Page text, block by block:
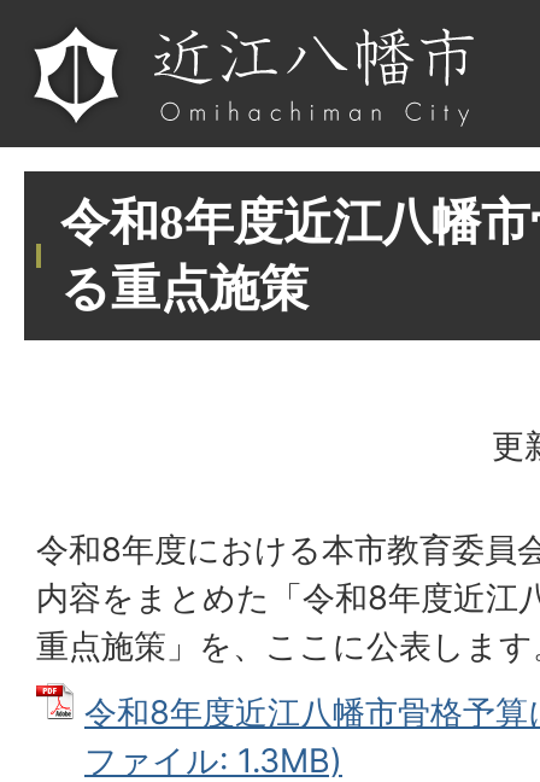
令和8年度近江八幡
る重点施策
更
令和8年度における本市教育委員
内容をまとめた「令和8年度近江
重点施策」を、ここに公表します
令和8年度近江八幡市骨格予
ファイル: 1.3MB)